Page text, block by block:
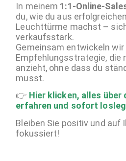
In meinem 1:1-Online-
du, wie du aus
Leuchttürme machst –
verkaufsstark.
Gemeinsam entwickeln
Empfehlungsstrategie, die
anzieht, ohne dass du
musst.
👉 Hier klicken, alles über
erfahren und sofort
Bleiben Sie positiv und auf
fokussiert!